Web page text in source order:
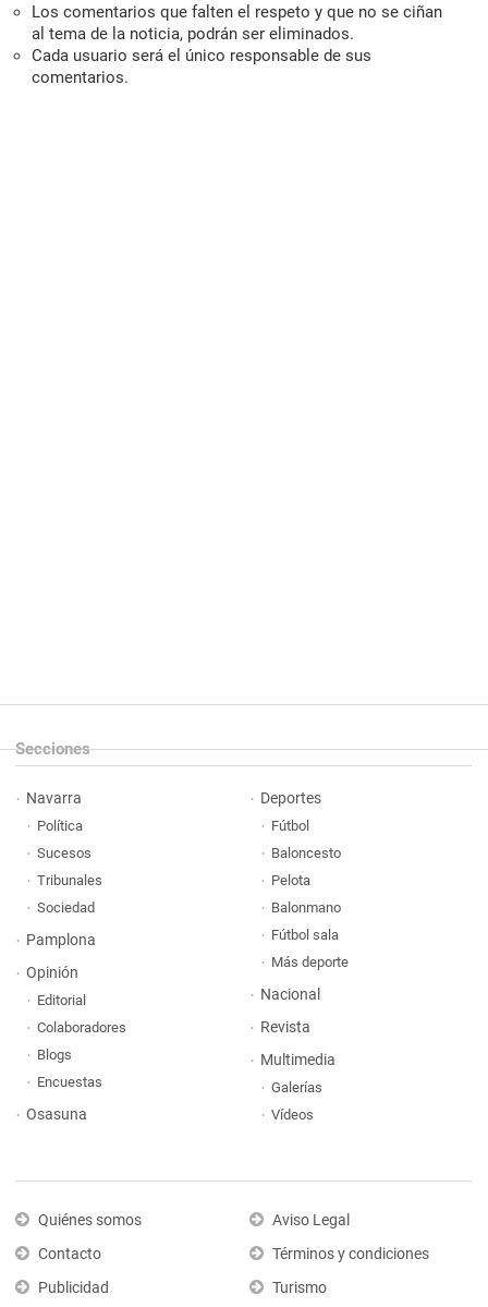
Los comentarios que falten el respeto y que no se ciñan
al tema de la noticia, podrán ser eliminados.
Cada usuario será el único responsable de sus
comentarios.
Secciones
Navarra
Política
Sucesos
Tribunales
Sociedad
Pamplona
Opinión
Editorial
Colaboradores
Blogs
Encuestas
Osasuna
Deportes
Fútbol
Baloncesto
Pelota
Balonmano
Fútbol sala
Más deporte
Nacional
Revista
Multimedia
Galerías
Vídeos
Quiénes somos
Contacto
Publicidad
Aviso Legal
Términos y condiciones
Turismo